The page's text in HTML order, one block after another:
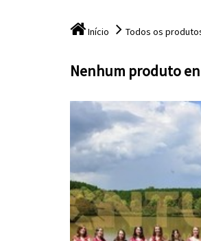
Início Todos os
Nenhum produto